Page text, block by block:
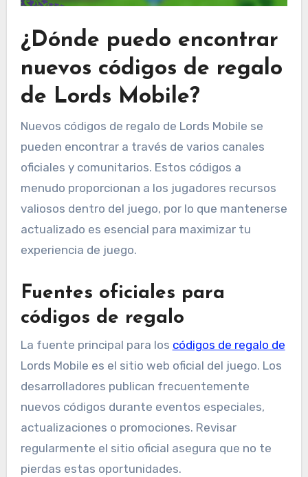
¿Dónde puedo encontrar
nuevos códigos de regalo
de Lords Mobile?
Nuevos códigos de regalo de Lords Mobile se
pueden encontrar a través de varios canales
oficiales y comunitarios. Estos códigos a
menudo proporcionan a los jugadores recursos
valiosos dentro del juego, por lo que mantenerse
actualizado es esencial para maximizar tu
experiencia de juego.
Fuentes oficiales para
códigos de regalo
La fuente principal para los códigos de regalo de
Lords Mobile es el sitio web oficial del juego. Los
desarrolladores publican frecuentemente
nuevos códigos durante eventos especiales,
actualizaciones o promociones. Revisar
regularmente el sitio oficial asegura que no te
pierdas estas oportunidades.